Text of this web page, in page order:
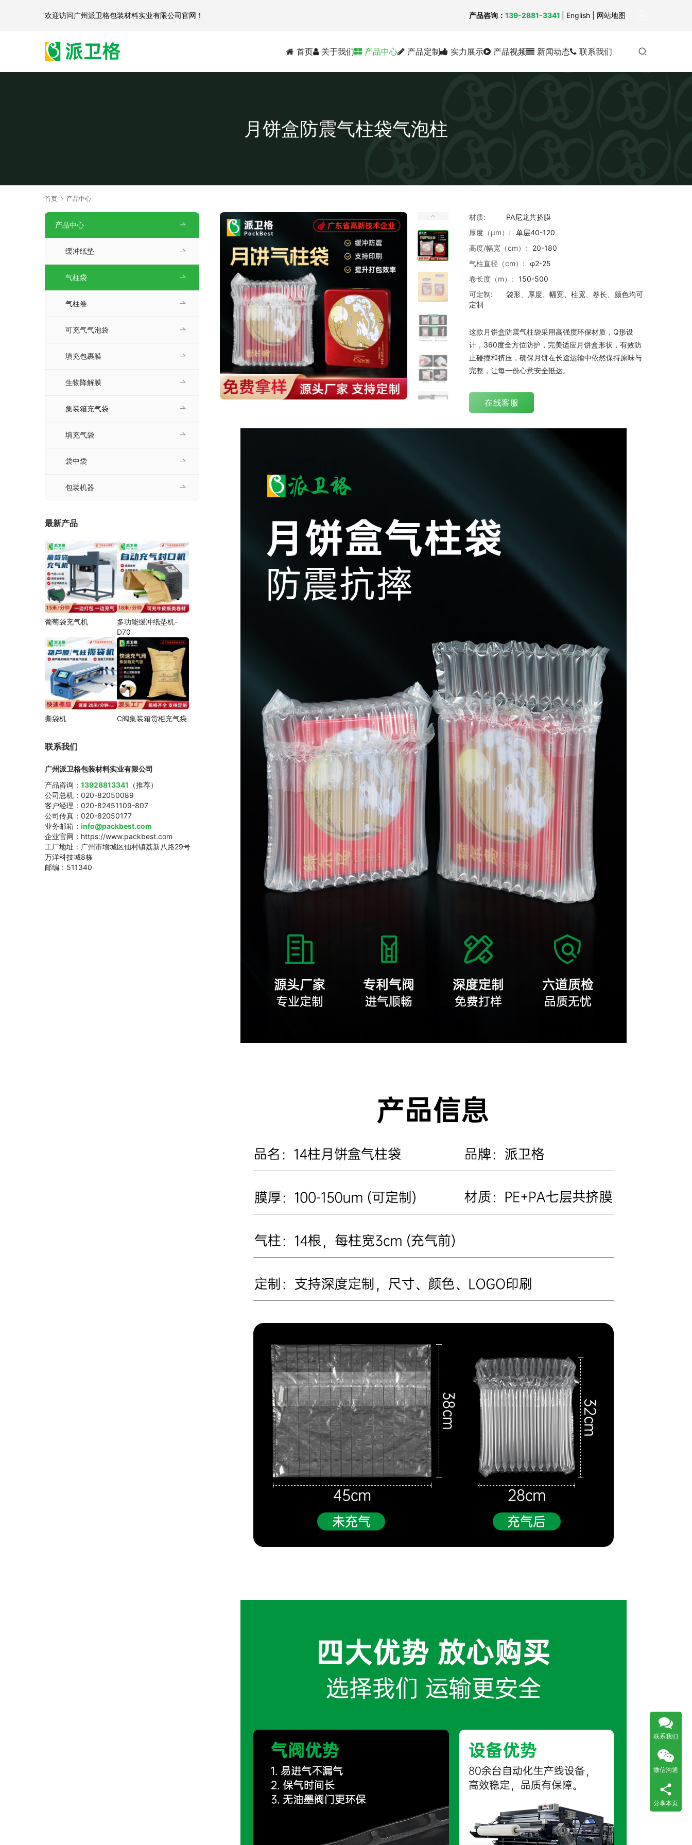
首页 关于我们 产品中心 产品定制 实力展示 产品视频 新闻动态 联系我们
月饼盒防震气柱袋气泡柱
首页 产品中心
材质:
PA尼龙共挤膜
厚度（μm）:
单层40-120
高度/幅宽（cm）:
20-180
气柱直径（cm）:
φ2-25
卷长度（m）:
150-500
可定制:
袋形、厚度、幅宽、柱宽、卷长、颜色均可
定制
这款月饼盒防震气柱袋采用高强度环保材质，Q形设
计，360度全方位防护，完美适应月饼盒形状，有效防
止碰撞和挤压，确保月饼在长途运输中依然保持原味与
完整，让每一份心意安全抵达。
在线客服
产品中心
缓冲纸垫
气柱袋
气柱卷
可充气气泡袋
填充包裹膜
生物降解膜
集装箱充气袋
填充气袋
袋中袋
包装机器
最新产品
葡萄袋充气机
多功能缓冲纸垫机-
D70
撕袋机 C阀集装箱货柜充气袋
联系我们
广州派卫格包装材料实业有限公司
产品咨询： 13928813341 （推荐）
公司总机：020-82050089
客户经理：020-82451109-807
公司传真：020-82050177
业务邮箱： info@packbest.com
企业官网：https://www.packbest.com
工厂地址：广州市增城区仙村镇荔新八路29号
万洋科技城8栋
邮编：511340
联系我们
微信沟通
分享本页
欢迎访问广州派卫格包装材料实业有限公司官网 ！ 产品咨询： 139-2881-3341 English | 网站地图